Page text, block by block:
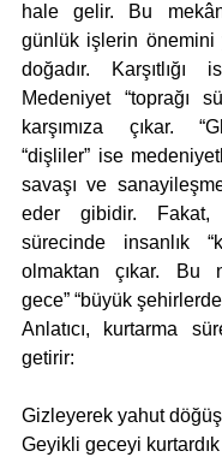
hale gelir. Bu
günlük işlerin
doğadır. Karşıtlığı
Medeniyet “toprağı
karşımıza çıkar.
“dişliler” ise
savaşı ve
eder gibidir. Fakat,
sürecinde insanlık
olmaktan çıkar. Bu
gece” “büyük
Anlatıcı, kurtarma
getirir:
Gizleyerek yahut
Geyikli geceyi kurtardık